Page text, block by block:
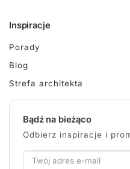
Inspiracje
Porady
Blog
Strefa architekta
Bądź na bieżąco
Odbierz inspiracje i